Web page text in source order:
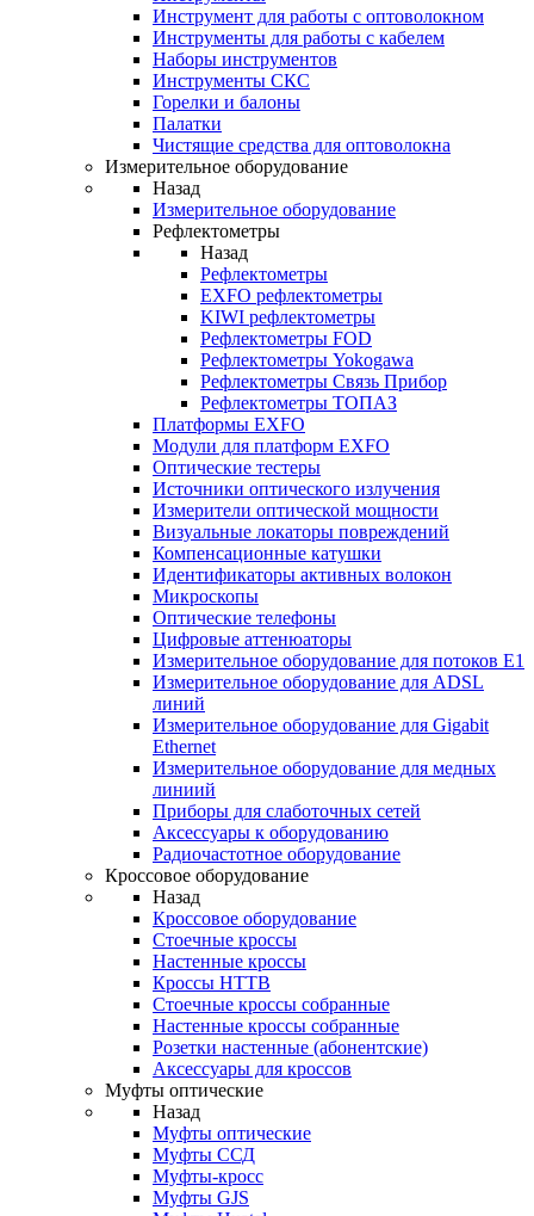
Инструмент для работы с оптоволокном
Инструменты для работы с кабелем
Наборы инструментов
Инструменты СКС
Горелки и балоны
Палатки
Чистящие средства для оптоволокна
Измерительное оборудование
Назад
Измерительное оборудование
Рефлектометры
Назад
Рефлектометры
EXFO рефлектометры
KIWI рефлектометры
Рефлектометры FOD
Рефлектометры Yokogawa
Рефлектометры Связь Прибор
Рефлектометры ТОПАЗ
Платформы EXFO
Модули для платформ EXFO
Оптические тестеры
Источники оптического излучения
Измерители оптической мощности
Визуальные локаторы повреждений
Компенсационные катушки
Идентификаторы активных волокон
Микроскопы
Оптические телефоны
Цифровые аттенюаторы
Измерительное оборудование для потоков Е1
Измерительное оборудование для ADSL
линий
Измерительное оборудование для Gigabit
Ethernet
Измерительное оборудование для медных
линиий
Приборы для слаботочных сетей
Аксессуары к оборудованию
Радиочастотное оборудование
Кроссовое оборудование
Назад
Кроссовое оборудование
Стоечные кроссы
Настенные кроссы
Кроссы HTTB
Стоечные кроссы собранные
Настенные кроссы собранные
Розетки настенные (абонентские)
Аксессуары для кроссов
Муфты оптические
Назад
Муфты оптические
Муфты ССД
Муфты-кросс
Муфты GJS